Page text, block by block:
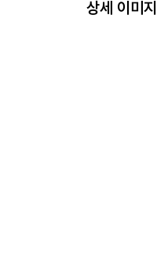
상세 이미지